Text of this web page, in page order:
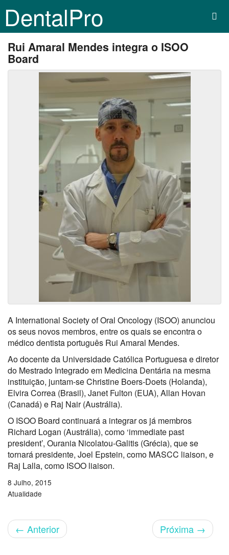
DentalPro
Rui Amaral Mendes integra o ISOO
Board
A International Society of Oral Oncology (ISOO) anunciou
os seus novos membros, entre os quais se encontra o
médico dentista português Rui Amaral Mendes.
Ao docente da Universidade Católica Portuguesa e diretor
do Mestrado Integrado em Medicina Dentária na mesma
instituição, juntam-se Christine Boers-Doets (Holanda),
Elvira Correa (Brasil), Janet Fulton (EUA), Allan Hovan
(Canadá) e Raj Nair (Austrália).
O ISOO Board continuará a integrar os já membros
Richard Logan (Austrália), como ‘immediate past
president’, Ourania Nicolatou-Galitis (Grécia), que se
tornará presidente, Joel Epstein, como MASCC liaison, e
Raj Lalla, como ISOO liaison.
8 Julho, 2015
Atualidade
← Anterior Próxima →